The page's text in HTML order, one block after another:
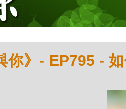
你》- EP795 -